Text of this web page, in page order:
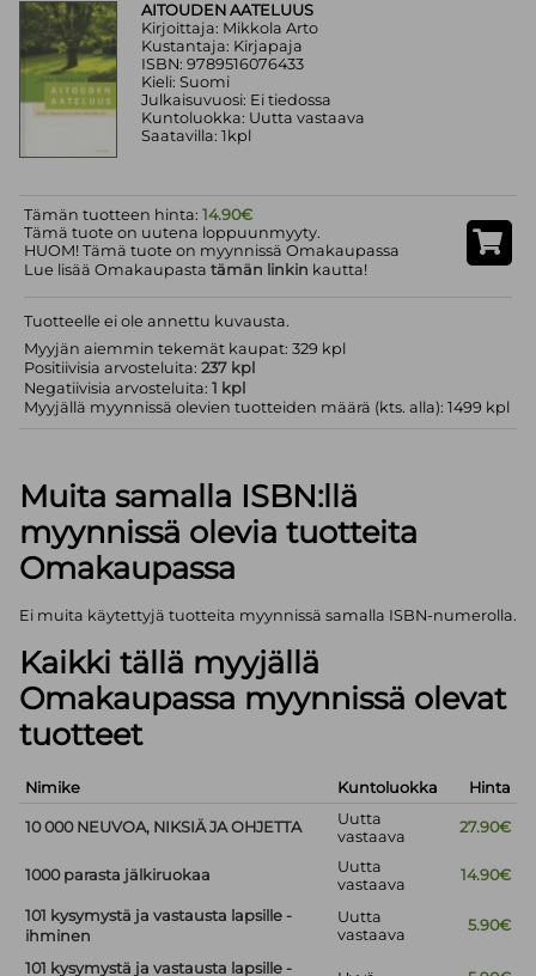
AITOUDEN AATELUUS
Kirjoittaja: Mikkola Arto
Kustantaja: Kirjapaja
ISBN: 9789516076433
Kieli: Suomi
Julkaisuvuosi: Ei tiedossa
Kuntoluokka: Uutta vastaava
Saatavilla: 1kpl
Tämän tuotteen hinta:14.90€
Tämä tuote on uutena loppuunmyyty.
HUOM! Tämä tuote on myynnissä Omakaupassa
Lue lisää Omakaupastatämän linkin kautta!
Tuotteelle ei ole annettu kuvausta.
Myyjän aiemmin tekemät kaupat: 329 kpl
Positiivisia arvosteluita:237 kpl
Negatiivisia arvosteluita:1 kpl
Myyjällä myynnissä olevien tuotteiden määrä (kts. alla): 1499 kpl
Muita samalla ISBN:llä
myynnissä olevia tuotteita
Omakaupassa
Ei muita käytettyjä tuotteita myynnissä samalla ISBN-numerolla.
Kaikki tällä myyjällä
Omakaupassa myynnissä olevat
tuotteet
Nimike Kuntoluokka Hinta
10 000 NEUVOA, NIKSIÄ JA OHJETTA
Uutta
vastaava
27.90€
1000 parasta jälkiruokaa
Uutta
vastaava
14.90€
101 kysymystä ja vastausta lapsille -
ihminen
Uutta
vastaava
5.90€
101 kysymystä ja vastausta lapsille -